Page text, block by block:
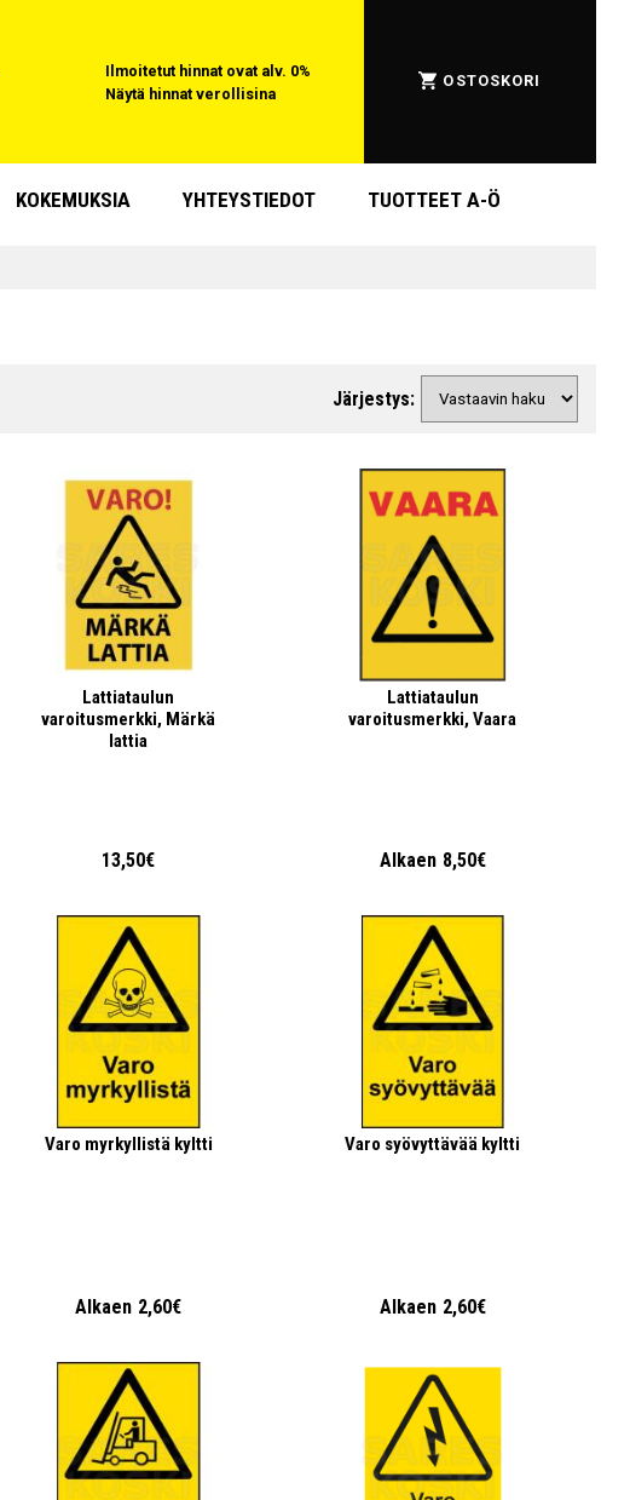
Ilmoitetut hinnat ovat alv. 0%
Näytä hinnat verollisina
OSTOSKORI
KOKEMUKSIA YHTEYSTIEDOT TUOTTEET A-Ö
Järjestys:
Lattiataulun
varoitusmerkki, Märkä
lattia
13,50€
Lattiataulun
varoitusmerkki, Vaara
Alkaen 8,50€
Varo myrkyllistä kyltti
Alkaen 2,60€
Varo syövyttävää kyltti
Alkaen 2,60€